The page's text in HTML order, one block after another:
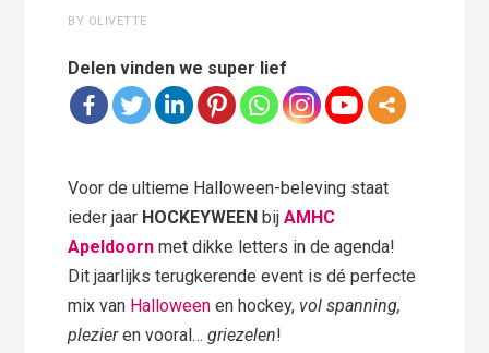
BY OLIVETTE
Delen vinden we super lief
Voor de ultieme Halloween-beleving staat
ieder jaar HOCKEYWEEN bijAMHC
Apeldoorn met dikke letters in de agenda!
Dit jaarlijks terugkerende event is dé perfecte
mix van Halloween en hockey, vol spanning,
plezieren vooral…griezelen!